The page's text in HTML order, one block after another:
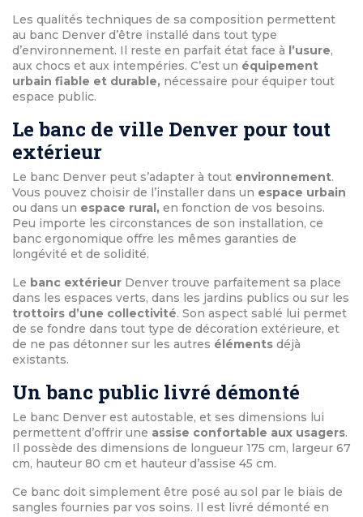
Les qualités techniques de sa composition permettent
au banc Denver d’être installé dans tout type
d’environnement. Il reste en parfait état face à l’usure,
aux chocs et aux intempéries. C’est un équipement
urbain fiable et durable, nécessaire pour équiper tout
espace public.
Le banc de ville Denver pour tout
extérieur
Le banc Denver peut s’adapter à tout environnement.
Vous pouvez choisir de l’installer dans un espace urbain
ou dans un espace rural, en fonction de vos besoins.
Peu importe les circonstances de son installation, ce
banc ergonomique offre les mêmes garanties de
longévité et de solidité.
Le banc extérieur Denver trouve parfaitement sa place
dans les espaces verts, dans les jardins publics ou sur les
trottoirs d’une collectivité. Son aspect sablé lui permet
de se fondre dans tout type de décoration extérieure, et
de ne pas détonner sur les autres éléments déjà
existants.
Un banc public livré démonté
Le banc Denver est autostable, et ses dimensions lui
permettent d’offrir une assise confortable aux usagers.
Il possède des dimensions de longueur 175 cm, largeur 67
cm, hauteur 80 cm et hauteur d’assise 45 cm.
Ce banc doit simplement être posé au sol par le biais de
sangles fournies par vos soins. Il est livré démonté en